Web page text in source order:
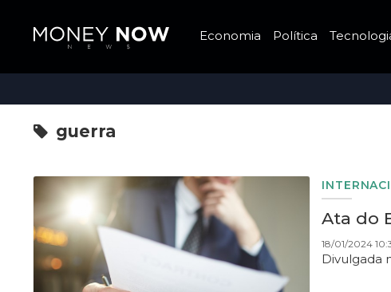
Economia Política
guerra
Ata do
18/01/2024
Divulgada